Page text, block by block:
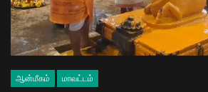
ஆன்மீகம் மாவட்டம்